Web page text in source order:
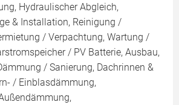
Hydraulischer Abgleich,
& Installation, Reinigung /
/ Verpachtung, Wartung /
/ PV Batterie, Ausbau,
/ Sanierung, Dachrinnen &
/ Einblasdämmung,